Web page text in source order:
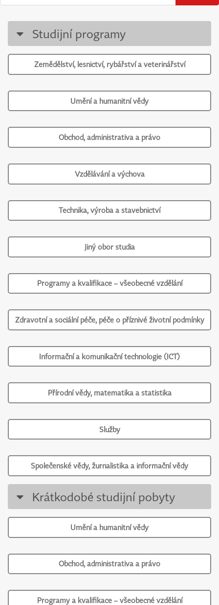
Studijní programy
Zemědělství, lesnictví, rybářství a veterinářství
Umění a humanitní vědy
Obchod, administrativa a právo
Vzdělávání a výchova
Technika, výroba a stavebnictví
Jiný obor studia
Programy a kvalifikace – všeobecné vzdělání
Zdravotní a sociální péče, péče o příznivé životní podmínky
Informační a komunikační technologie (ICT)
Přírodní vědy, matematika a statistika
Služby
Společenské vědy, žurnalistika a informační vědy
Krátkodobé studijní pobyty
Umění a humanitní vědy
Obchod, administrativa a právo
Programy a kvalifikace – všeobecné vzdělání